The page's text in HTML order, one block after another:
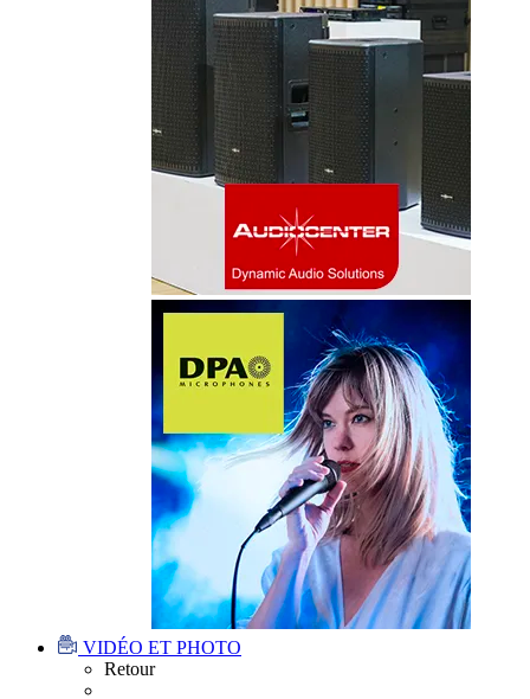
VIDÉO ET PHOTO
Retour